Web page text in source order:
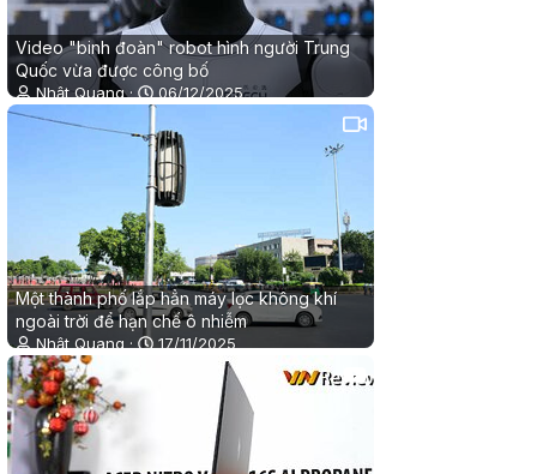
Video "binh đoàn" robot hình người Trung
Quốc vừa được công bố
Nhật Quang
06/12/2025
0
Một thành phố lắp hẳn máy lọc không khí
ngoài trời để hạn chế ô nhiễm
Nhật Quang
17/11/2025
0
0